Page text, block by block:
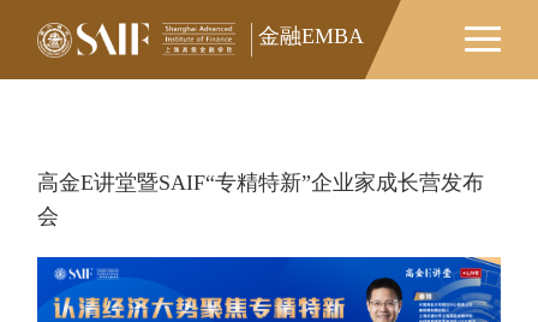
金融EMBA
金融EMBA
高金E讲堂暨SAIF“专精特新”企业家成长营发布
会